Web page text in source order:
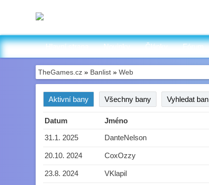
Hlavní strana Novinky Články Fórum
TheGames.cz » Banlist » Web
Aktivní bany Všechny bany Vyhledat ban
Datum Jméno
31.1. 2025
DanteNelson
20.10. 2024 CoxOzzy
23.8. 2024 VKlapil